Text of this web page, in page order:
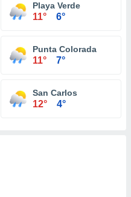
Playa Verde
11° 6°
Punta Colorada
11° 7°
San Carlos
12° 4°